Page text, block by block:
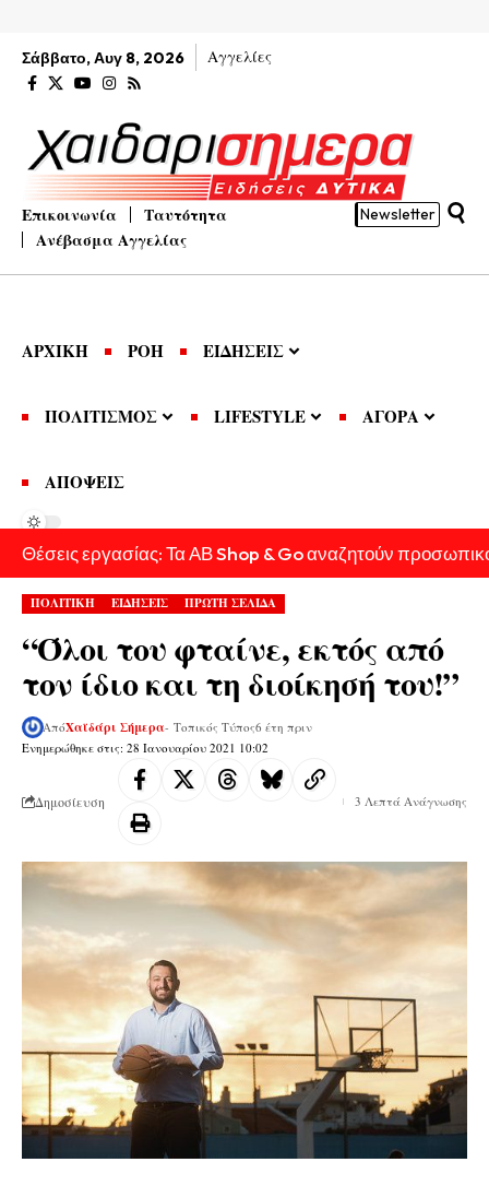
Σάββατο, Αυγ 8, 2026 Αγγελίες
Επικοινωνία
Ταυτότητα
Ανέβασμα Αγγελίας
Newsletter
ΑΡΧΙΚΗ ΡΟΗ ΕΙΔΗΣΕΙΣ
ΠΟΛΙΤΙΣΜΟΣ LIFESTYLE ΑΓΟΡΑ
ΑΠΟΨΕΙΣ
Θέσεις εργασίας: Τα ΑΒ Shop & Go αναζητούν
ΠΟΛΙΤΙΚΗ ΕΙΔΗΣΕΙΣ ΠΡΩΤΗ ΣΕΛΙΔΑ
“Όλοι του φταίνε, εκτός από
τον ίδιο και τη διοίκησή του!”
Ενημερώθηκε στις: 28 Ιανουαρίου 2021 10:02
ΑπόΧαϊδάρι Σήμερα- Τοπικός Τύπος6 έτη πριν
Δημοσίευση 3 Λεπτά Ανάγνωσης